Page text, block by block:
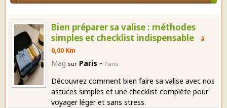
Bien préparer sa valise : méthodes
simples et checklist indispensable
à
0,00 Km
Mag sur Paris - Paris
Découvrez comment bien faire sa valise avec nos
astuces simples et une checklist complète pour
voyager léger et sans stress.